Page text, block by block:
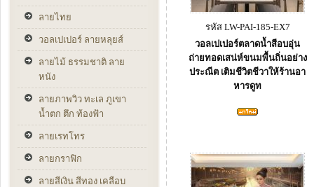
ลายไทย
วอลเปเปอร์ ลายหลุยส์
ลายไม้ ธรรมชาติ ลาย
หนัง
ลายภาพวิว ทะเล ภูเขา
น้ำตก ตึก ท้องฟ้า
ลายเรทโทร
ลายกราฟิก
ลายสีเงิน สีทอง เคลือบ
รหัส LW-PAI-185-EX7
วอลเปเปอร์ตลาดน้ำสีอบอุ่น
ถ่ายทอดเสน่ห์ขนมพื้นถิ่นอย่าง
ประณีต เติมชีวิตชีวาให้ร้านอา
หารดูท